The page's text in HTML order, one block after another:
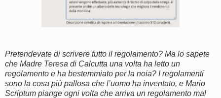
Pretendevate di scrivere tutto il regolamento? Ma lo sapete
che Madre Teresa di Calcutta una volta ha letto un
regolamento e ha bestemmiato per la noia? I regolamenti
sono la cosa più pallosa che l’uomo ha inventato, e Mario
Scriptum piange ogni volta che arriva un regolamento mal